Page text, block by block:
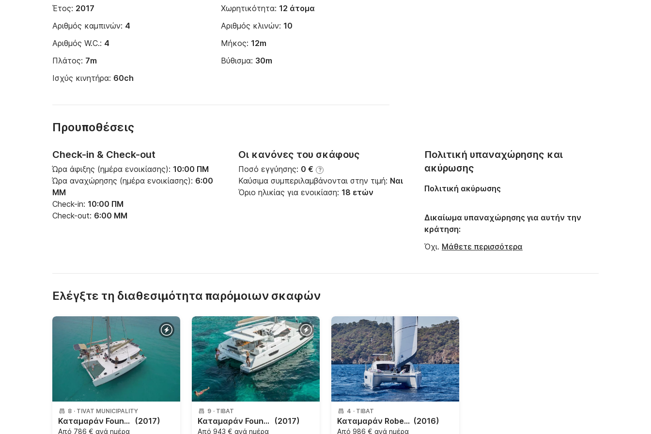
Έτος: 2017 Χωρητικότητα: 12 άτομα
Αριθμός καμπινών: 4 Αριθμός κλινών: 10
Aριθμός W.C.: 4 Μήκος: 12m
Πλάτος: 7m Βύθισμα: 30m
Ισχύς κινητήρα: 60ch
Προυποθέσεις
Check-in & Check-out
Ώρα άφιξης (ημέρα ενοικίασης): 10:00 ΠΜ
Ώρα αναχώρησης (ημέρα ενοικίασης): 6:00
ΜΜ
Check-in: 10:00 ΠΜ
Check-out: 6:00 ΜΜ
Οι κανόνες του σκάφους
Ποσό εγγύησης: 0 € ?
Καύσιμα συμπεριλαμβάνονται στην τιμή: Ναι
Όριο ηλικίας για ενοικίαση: 18 ετών
Πολιτική υπαναχώρησης και
ακύρωσης
Πολιτική ακύρωσης
Δικαίωμα υπαναχώρησης για αυτήν την
κράτηση:
Όχι. Μάθετε περισσότερα
Ελέγξτε τη διαθεσιμότητα παρόμοιων σκαφών
8 · TIVAT MUNICIPALITY
Καταμαράν Fountaine Pajot Lipari 41 12m (2017)
Από 786 € ανά ημέρα
9 · ΤΊΒΑΤ
Καταμαράν Fountaine Pajot Fountaine Pajot Lucia 40 — Spacious Catamaran in K 12m (2017)
Από 943 € ανά ημέρα
4 · ΤΊΒΑΤ
Καταμαράν Robertson & Caine Leopard 40 12.2m (2016)
Από 986 € ανά ημέρα